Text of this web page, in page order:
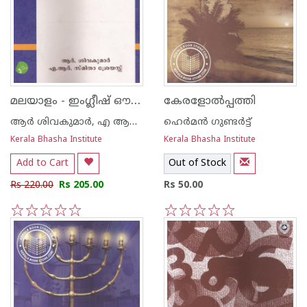
മലയാളം - ഇംഗ്ലീഷ് ഔദ്യോഗികഭാഷാ നിഘണ്ടു
ആര്‍ ശിവകുമാര്‍, എ ആര്‍ സ്മിതാ ശ്രേയസ്സ്
Kerala Bhasha Institute
Add to Cart
Rs 220.00 Rs 205.00
5
4
3
2
1
കേരളോല്‍പ്പത്തി
ഹെര്‍മന്‍ ഗുണ്ടര്‍ട്ട്
Kerala Bhasha Institute
Out of Stock
Rs 50.00
5
4
3
2
1